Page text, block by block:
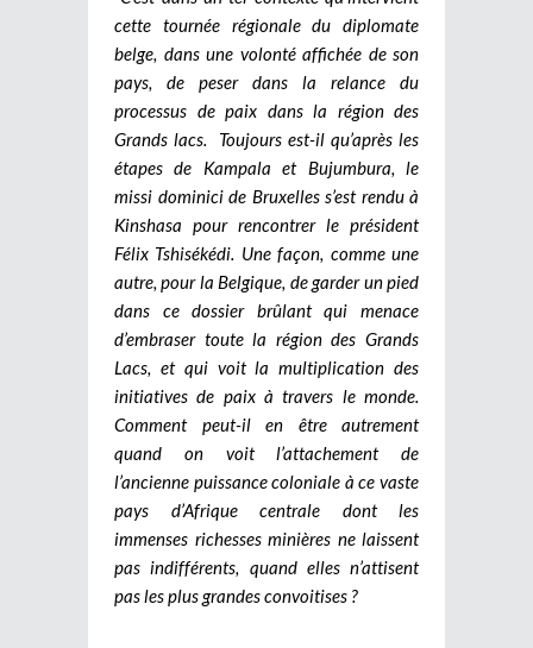
cette tournée régionale du diplomate
belge, dans une volonté affichée de son
pays, de peser dans la relance du
processus de paix dans la région des
Grands lacs. Toujours est-il qu’après les
étapes de Kampala et Bujumbura, le
missi dominici de Bruxelles s’est rendu à
Kinshasa pour rencontrer le président
Félix Tshisékédi. Une façon, comme une
autre, pour la Belgique, de garder un pied
dans ce dossier brûlant qui menace
d’embraser toute la région des Grands
Lacs, et qui voit la multiplication des
initiatives de paix à travers le monde.
Comment peut-il en être autrement
quand on voit l’attachement de
l’ancienne puissance coloniale à ce vaste
pays d’Afrique centrale dont les
immenses richesses minières ne laissent
pas indifférents, quand elles n’attisent
pas les plus grandes convoitises ?